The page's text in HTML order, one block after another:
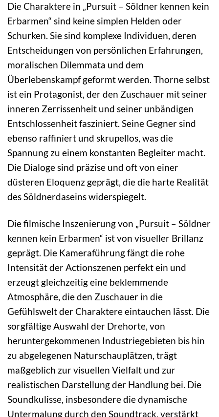
Die Charaktere in „Pursuit – Söldner kennen kein
Erbarmen“ sind keine simplen Helden oder
Schurken. Sie sind komplexe Individuen, deren
Entscheidungen von persönlichen Erfahrungen,
moralischen Dilemmata und dem
Überlebenskampf geformt werden. Thorne selbst
ist ein Protagonist, der den Zuschauer mit seiner
inneren Zerrissenheit und seiner unbändigen
Entschlossenheit fasziniert. Seine Gegner sind
ebenso raffiniert und skrupellos, was die
Spannung zu einem konstanten Begleiter macht.
Die Dialoge sind präzise und oft von einer
düsteren Eloquenz geprägt, die die harte Realität
des Söldnerdaseins widerspiegelt.
Die filmische Inszenierung von „Pursuit – Söldner
kennen kein Erbarmen“ ist von visueller Brillanz
geprägt. Die Kameraführung fängt die rohe
Intensität der Actionszenen perfekt ein und
erzeugt gleichzeitig eine beklemmende
Atmosphäre, die den Zuschauer in die
Gefühlswelt der Charaktere eintauchen lässt. Die
sorgfältige Auswahl der Drehorte, von
heruntergekommenen Industriegebieten bis hin
zu abgelegenen Naturschauplätzen, trägt
maßgeblich zur visuellen Vielfalt und zur
realistischen Darstellung der Handlung bei. Die
Soundkulisse, insbesondere die dynamische
Untermalung durch den Soundtrack, verstärkt